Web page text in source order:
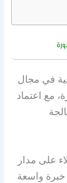
في مجال
مع اعتماد
على مدار
واسعة